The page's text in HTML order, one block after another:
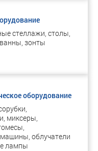
стеллажи, столы,
зонты
оборудование
миксеры,
облучатели
лампы